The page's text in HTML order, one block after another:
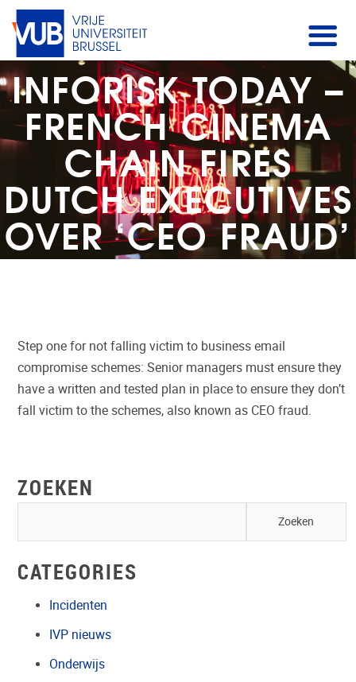
INFORISK TODAY –
FRENCH CINEMA
CHAIN FIRES
DUTCH EXECUTIVES
OVER ‘CEO FRAUD’
Step one for not falling victim to business email
compromise schemes: Senior managers must ensure they
have a written and tested plan in place to ensure they don’t
fall victim to the schemes, also known as CEO fraud.
ZOEKEN
CATEGORIES
Incidenten
IVP nieuws
Onderwijs